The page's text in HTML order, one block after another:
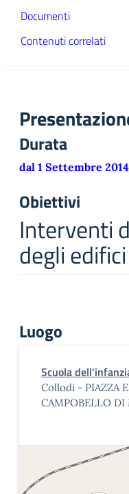
Documenti
Contenuti correlati
Durata
dal 1 Settembre
Obiettivi
Interventi
degli
Luogo
Scuola
Collodi - PIAZZA
CAMPOBELLO DI